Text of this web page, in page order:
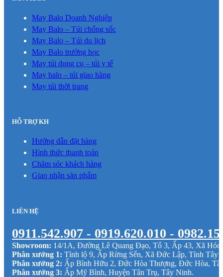
May Balo Doanh Nghiệp
May Balo – Túi chống sốc
May Balo – Túi du lịch
May Balo trường học
May túi dụng cụ – túi y tế
May balo – túi giao hàng
May túi thời trang
HỖ TRỢ KH
Hướng dẫn đặt hàng
Hình thức thanh toán
Chăm sóc khách hàng
Giao nhận sản phẩm
LIÊN HỆ
0911.542.907 - 0919.620.010 -
Showroom: 14/1A, Đường Lê Quang Đạo, Tổ 3, Ấp 43, Xã Hóc
Phân xưởng 1: Tỉnh lộ 9, Ấp Rừng Sến, Xã Đức Lập, Tỉnh Tây
Phân xưởng 2: Ấp Bình Hữu 2, Đức Hòa Thượng, Đức Hòa,
Phân xưởng 3: Ấp Mỹ Bình, Huyện Tân Trụ, Tây Ninh.